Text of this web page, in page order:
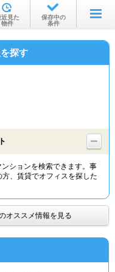
から
から
近見た
物件
保存中の
条件
探す
ションを検索できます。事
、賃貸でオフィスを探した
オススメ情報を見る